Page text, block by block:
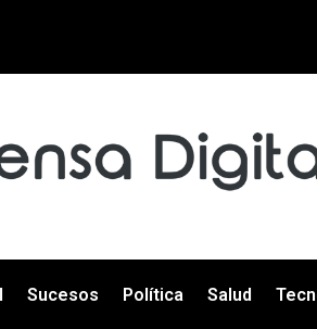
Sucesos Política Salud